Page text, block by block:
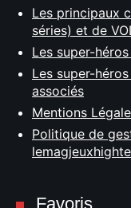
Les principaux
séries) et de
Les super-
Les super-
associés
Mentions
Politique de
Favoris